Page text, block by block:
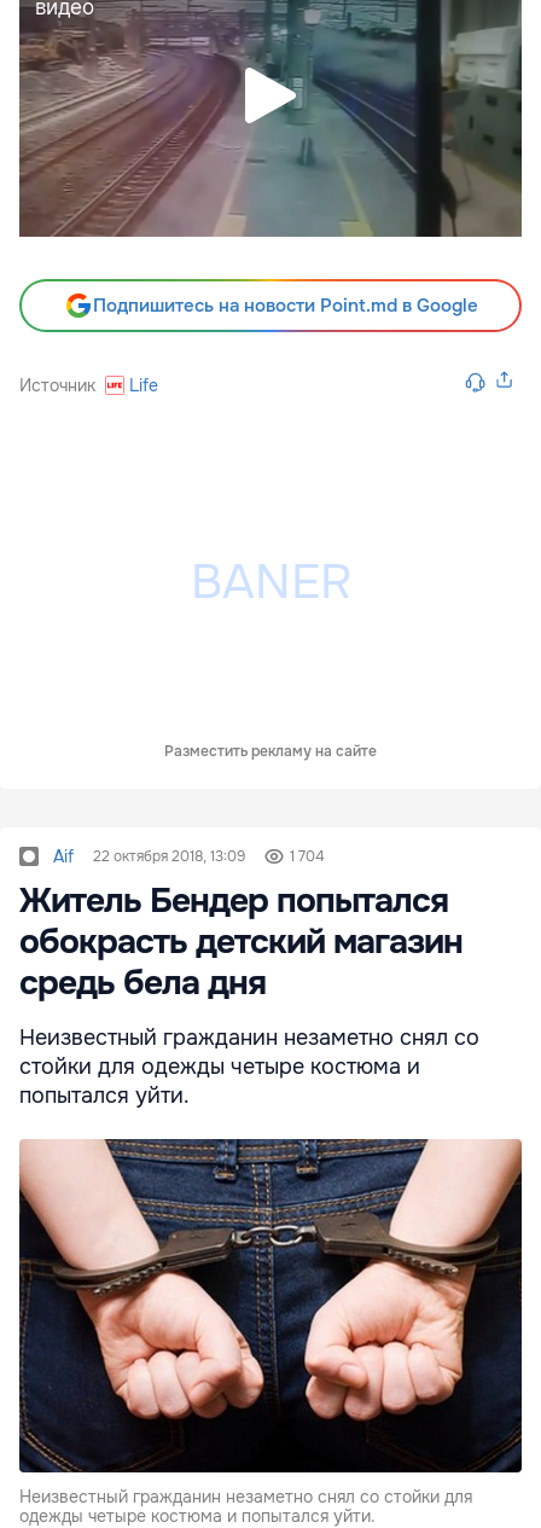
Подпишитесь на новости Point.md в Google
Источник Life
Разместить рекламу на сайте
Aif 22 октября 2018, 13:09 1 704
Житель Бендер попытался
обокрасть детский магазин
средь бела дня
Неизвестный гражданин незаметно снял со
стойки для одежды четыре костюма и
попытался уйти.
Неизвестный гражданин незаметно снял со стойки для
одежды четыре костюма и попытался уйти.